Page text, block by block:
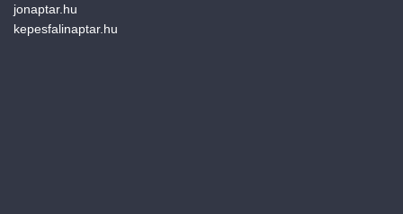
jonaptar.hu
kepesfalinaptar.hu